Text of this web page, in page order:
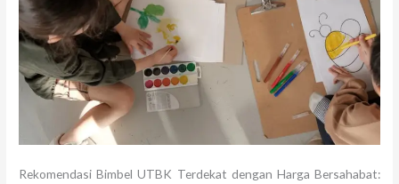
Rekomendasi Bimbel UTBK Terdekat dengan Harga Bersahabat: